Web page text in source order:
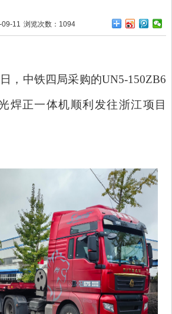
09-11 浏览次数：1094
，中铁四局采购的UN5-150ZB6
焊正一体机顺利发往浙江项目